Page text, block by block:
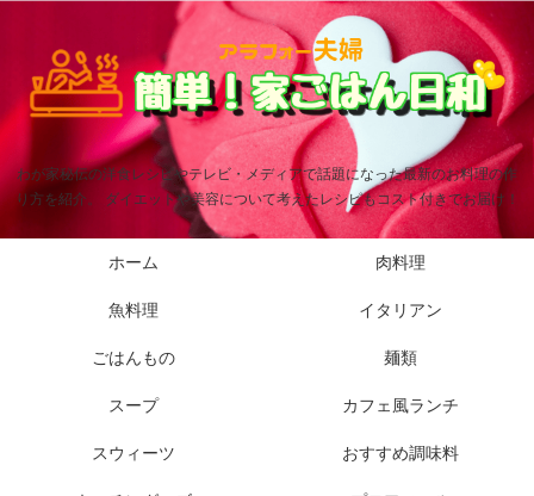
わが家秘伝の洋食レシピやテレビ・メディアで話題になった最新のお料理の作
り方を紹介。 ダイエットや美容について考えたレシピもコスト付きでお届け！
ホーム 肉料理
魚料理 イタリアン
ごはんもの 麺類
スープ カフェ風ランチ
スウィーツ おすすめ調味料